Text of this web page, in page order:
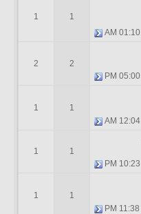
01:10 AM
1
1
05:00 PM
2
2
12:04 AM
1
1
10:23 PM
1
1
11:38 PM
1
1